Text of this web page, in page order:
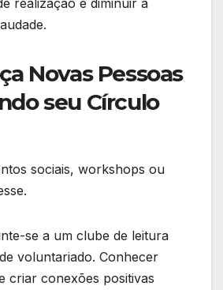
Novas Pessoas
seu Círculo
sociais, workshops ou
se a um clube de leitura
voluntariado. Conhecer
criar conexões positivas